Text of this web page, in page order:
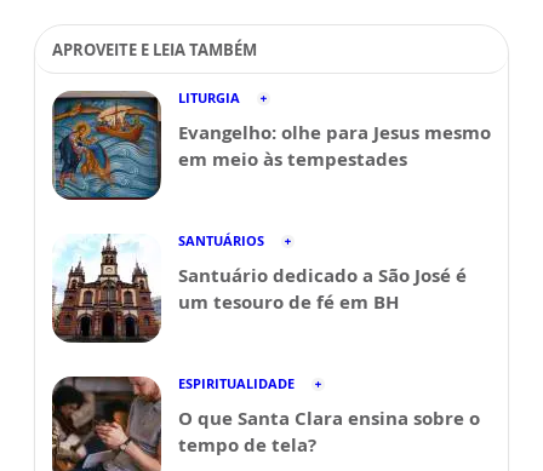
APROVEITE E LEIA TAMBÉM
LITURGIA
Evangelho: olhe para Jesus mesmo
em meio às tempestades
SANTUÁRIOS
Santuário dedicado a São José é
um tesouro de fé em BH
ESPIRITUALIDADE
O que Santa Clara ensina sobre o
tempo de tela?